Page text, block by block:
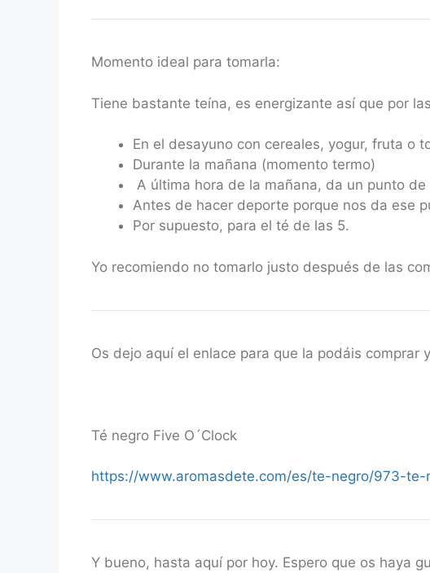
Momento ideal para tomarla:
Tiene bastante teína, es energizante así que por
En el desayuno con cereales, yogur, fruta o
Durante la mañana (momento termo)
A última hora de la mañana, da un punto
Antes de hacer deporte porque nos da ese
Por supuesto, para el té de las 5.
Yo recomiendo no tomarlo justo después de las
Os dejo aquí el enlace para que la podáis comprar
Té negro Five O´Clock
https://www.aromasdete.com/es/te-negro/973-te-
Y bueno, hasta aquí por hoy. Espero que os haya